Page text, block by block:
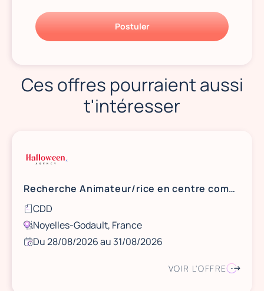
Postuler
Ces offres pourraient aussi
t'intéresser
Recherche Animateur/rice en centre commercial - BACK TO SCHOOL
CDD
Noyelles-Godault, France
Du 28/08/2026 au 31/08/2026
VOIR L'OFFRE